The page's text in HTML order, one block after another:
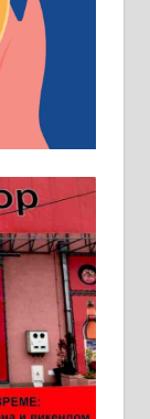
Б
на
у
на
од